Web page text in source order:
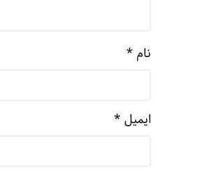
نام *
ایمیل *